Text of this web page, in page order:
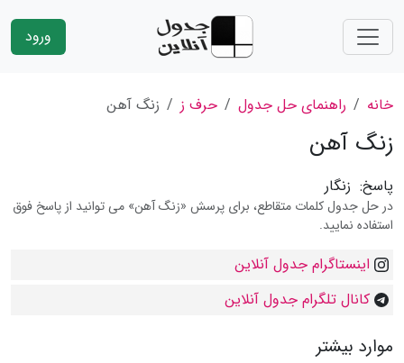
ورود
خانه راهنمای حل جدول حرف ز زنگ آهن
زنگ آهن
پاسخ: زنگار
در حل جدول کلمات متقاطع، برای پرسش «زنگ آهن» می توانید از پاسخ فوق
استفاده نمایید.
اینستاگرام جدول آنلاین
کانال تلگرام جدول آنلاین
موارد بیشتر